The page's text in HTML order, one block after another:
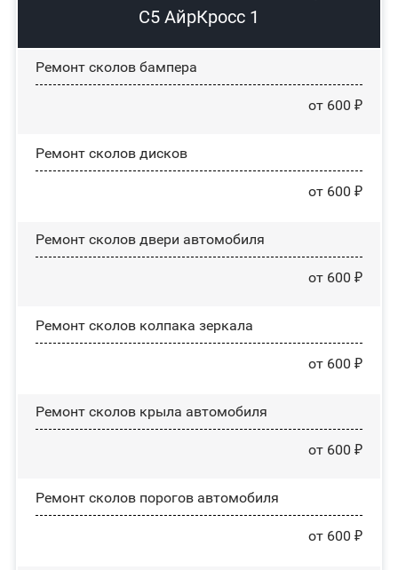
С5 АйрКросс 1
Ремонт сколов бампера
от 600 ₽
Ремонт сколов дисков
от 600 ₽
Ремонт сколов двери автомобиля
от 600 ₽
Ремонт сколов колпака зеркала
от 600 ₽
Ремонт сколов крыла автомобиля
от 600 ₽
Ремонт сколов порогов автомобиля
от 600 ₽